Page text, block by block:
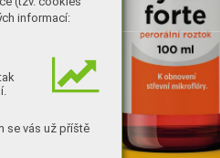
informací:
se vás už příště